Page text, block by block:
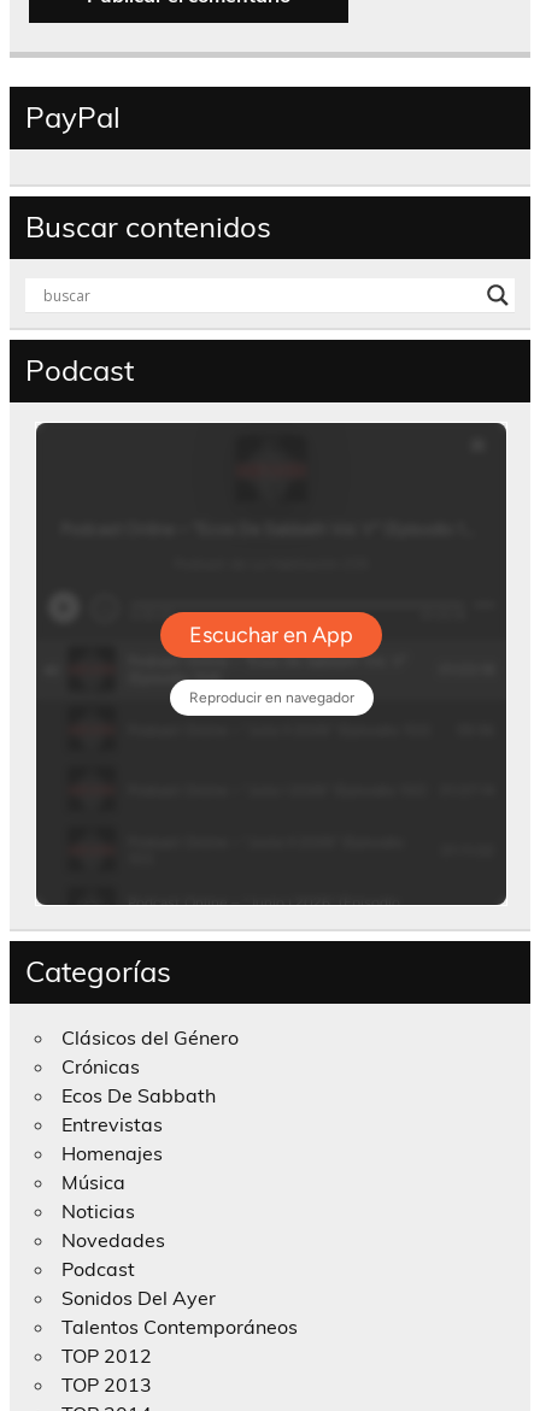
PayPal
Buscar contenidos
Podcast
Categorías
Clásicos del Género
Crónicas
Ecos De Sabbath
Entrevistas
Homenajes
Música
Noticias
Novedades
Podcast
Sonidos Del Ayer
Talentos Contemporáneos
TOP 2012
TOP 2013